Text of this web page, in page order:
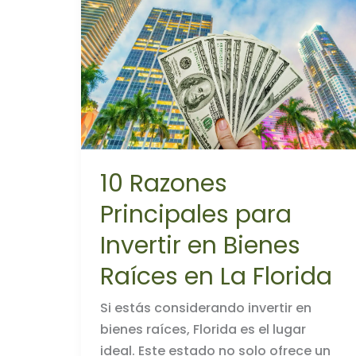
10 Razones
Principales para
Invertir en Bienes
Raíces en La Florida
Si estás considerando invertir en
bienes raíces, Florida es el lugar
ideal. Este estado no solo ofrece un